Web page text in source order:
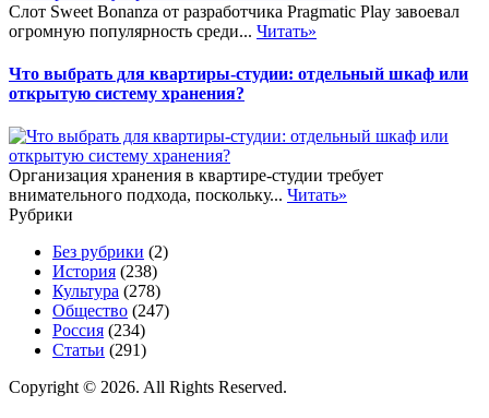
Слот Sweet Bonanza от разработчика Pragmatic Play завоевал
огромную популярность среди... Читать»
Что выбрать для квартиры-студии: отдельный шкаф или
открытую систему хранения?
Организация хранения в квартире-студии требует
внимательного подхода, поскольку... Читать»
Рубрики
Без рубрики (2)
История (238)
Культура (278)
Общество (247)
Россия (234)
Статьи (291)
Copyright © 2026. All Rights Reserved.